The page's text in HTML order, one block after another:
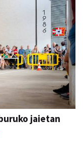
jaietan